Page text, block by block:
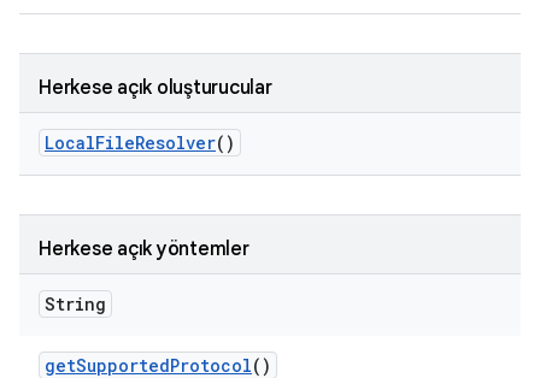
Herkese açık oluşturucular
LocalFileResolver()
Herkese açık yöntemler
String
getSupportedProtocol()